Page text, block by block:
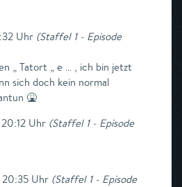
Uhr (Staffel 1 - Episode
„ Tatort „ e … , ich bin jetzt
sich doch kein normal
🤮
Uhr (Staffel 1 - Episode
20:35 Uhr (Staffel 1 - Episode